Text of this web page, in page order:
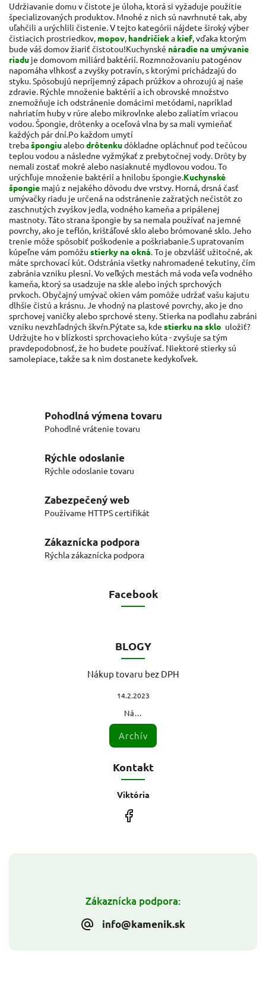
Udržiavanie domu v čistote je úloha, ktorá si vyžaduje použitie
špecializovaných produktov. Mnohé z nich sú navrhnuté tak, aby
uľahčili a urýchlili čistenie. V tejto kategórii nájdete široký výber
čistiacich prostriedkov, mopov, handričieka kief, vďaka ktorým
bude váš domov žiariť čistotou!Kuchynské náradie na umývanie
riadu je domovom miliárd baktérií. Rozmnožovaniu patogénov
napomáha vlhkosť a zvyšky potravín, s ktorými prichádzajú do
styku. Spôsobujú nepríjemný zápach prúžkov a ohrozujú aj naše
zdravie. Rýchle množenie baktérií a ich obrovské množstvo
znemožňuje ich odstránenie domácimi metódami, napríklad
nahriatím huby v rúre alebo mikrovlnke alebo zaliatím vriacou
vodou. Špongie, drôtenky a oceľová vlna by sa mali vymieňať
každých pár dní.Po každom umytí
trebašpongiualebodrôtenkudôkladne opláchnuť pod tečúcou
teplou vodou a následne vyžmýkať z prebytočnej vody. Drôty by
nemali zostať mokré alebo nasiaknuté mydlovou vodou. To
urýchľuje množenie baktérií a hnilobu špongie.Kuchynské
špongie majú z nejakého dôvodu dve vrstvy. Horná, drsná časť
umývačky riadu je určená na odstránenie zažratých nečistôt zo
zaschnutých zvyškov jedla, vodného kameňa a pripálenej
mastnoty. Táto strana špongie by sa nemala používať na jemné
povrchy, ako je teflón, krištáľové sklo alebo brómované sklo. Jeho
trenie môže spôsobiť poškodenie a poškriabanie.S upratovaním
kúpeľne vám pomôžu stierky na okná. To je obzvlášť užitočné, ak
máte sprchovací kút. Odstránia všetky nahromadené tekutiny, čím
zabránia vzniku plesní. Vo veľkých mestách má voda veľa vodného
kameňa, ktorý sa usadzuje na skle alebo iných sprchových
prvkoch. Obyčajný umývač okien vám pomôže udržať vašu kajutu
dlhšie čistú a krásnu. Je vhodný na plastové povrchy, ako je dno
sprchovej vaničky alebo sprchové steny. Stierka na podlahu zabráni
vzniku nevzhľadných škvŕn.Pýtate sa, kde stierku na sklo uložiť?
Udržujte ho v blízkosti sprchovacieho kúta - zvyšuje sa tým
pravdepodobnosť, že ho budete používať. Niektoré stierky sú
samolepiace, takže sa k nim dostanete kedykoľvek.
Pohodlná výmena tovaru
Pohodlné vrátenie tovaru
Rýchle odoslanie
Rýchle odoslanie tovaru
Zabezpečený web
Používame HTTPS certifikát
Zákaznícka podpora
Rýchla zákaznícka podpora
Zákaznícka podpora:
info@kamenik.sk
Facebook
BLOGY
Nákup tovaru bez DPH
14.2.2023
Ná...
Archív
Kontakt
Viktória